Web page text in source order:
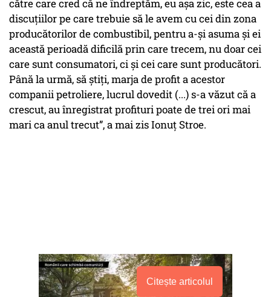
către care cred că ne îndreptăm, eu așa zic, este cea a
discuțiilor pe care trebuie să le avem cu cei din zona
producătorilor de combustibil, pentru a-și asuma și ei
această perioadă dificilă prin care trecem, nu doar cei
care sunt consumatori, ci și cei care sunt producători.
Până la urmă, să știți, marja de profit a acestor
companii petroliere, lucrul dovedit (...) s-a văzut că a
crescut, au înregistrat profituri poate de trei ori mai
mari ca anul trecut”, a mai zis Ionuț Stroe.
Citește articolul